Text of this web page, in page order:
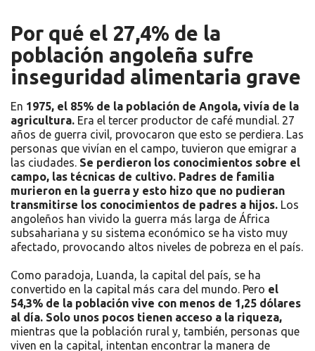
Por qué el 27,4% de la
población angoleña sufre
inseguridad alimentaria grave
En 1975, el 85% de la población de Angola, vivía de la
agricultura. Era el tercer productor de café mundial. 27
años de guerra civil, provocaron que esto se perdiera. Las
personas que vivían en el campo, tuvieron que emigrar a
las ciudades. Se perdieron los conocimientos sobre el
campo, las técnicas de cultivo. Padres de familia
murieron en la guerra y esto hizo que no pudieran
transmitirse los conocimientos de padres a hijos. Los
angoleños han vivido la guerra más larga de África
subsahariana y su sistema económico se ha visto muy
afectado, provocando altos niveles de pobreza en el país.
Como paradoja, Luanda, la capital del país, se ha
convertido en la capital más cara del mundo. Pero el
54,3% de la población vive con menos de 1,25 dólares
al día. Solo unos pocos tienen acceso a la riqueza,
mientras que la población rural y, también, personas que
viven en la capital, intentan encontrar la manera de